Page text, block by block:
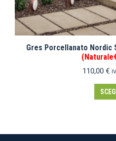
Gres Porcellanato Nordic
110,00 €